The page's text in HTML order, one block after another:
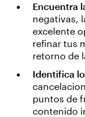
Encuentra
negativas,
excelente
refinar tus
retorno de
Identifica
puntos de
contenido